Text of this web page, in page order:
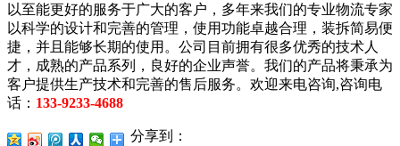
以至能更好的服务于广大的客户，多年来我们的专业物流专家
以科学的设计和完善的管理，使用功能卓越合理，装拆简易便
捷，并且能够长期的使用。公司目前拥有很多优秀的技术人
才，成熟的产品系列，良好的企业声誉。我们的产品将秉承为
客户提供生产技术和完善的售后服务。欢迎来电咨询,咨询电
话： 133-9233-4688
分享到：